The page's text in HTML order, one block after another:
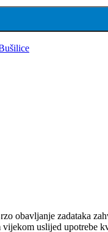
obavljanje zadataka
uslijed upotrebe